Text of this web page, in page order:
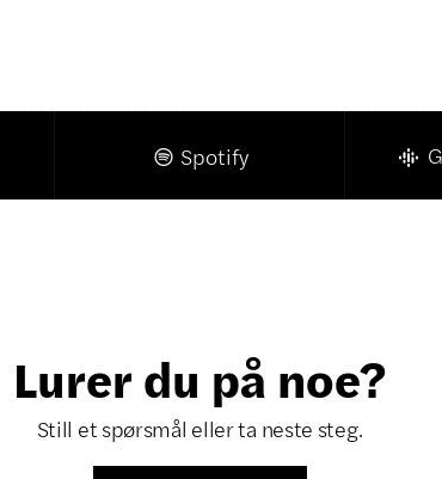
 Spotify
Lurer du på noe?
Still et spørsmål eller ta neste steg.